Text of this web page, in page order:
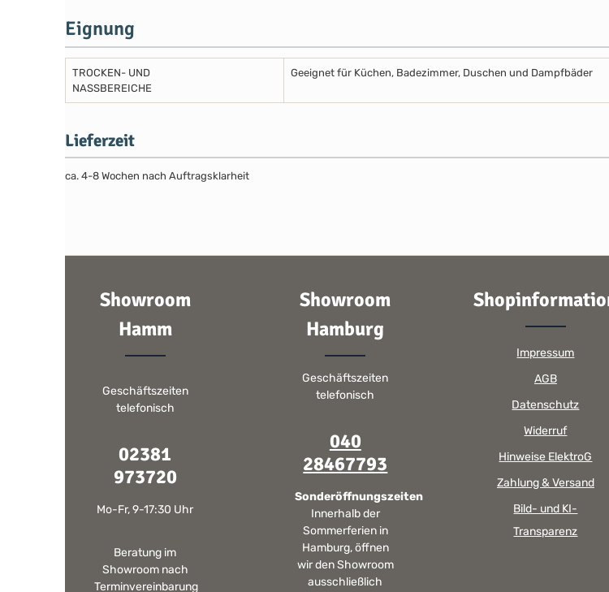
Eignung
TROCKEN- UND
NASSBEREICHE
Geeignet für Küchen, Badezimmer, Duschen und Dampfbäder
Lieferzeit
ca. 4-8 Wochen nach Auftragsklarheit
Showroom
Hamm
Geschäftszeiten
telefonisch
02381
973720
Mo-Fr, 9-17:30 Uhr
Beratung im
Showroom nach
Terminvereinbarung
Showroom
Hamburg
Geschäftszeiten
telefonisch
040
28467793
Sonderöffnungszeiten
Innerhalb der
Sommerferien in
Hamburg, öffnen
wir den Showroom
ausschließlich
Impressum
AGB
Datenschutz
Widerruf
Hinweise ElektroG
Zahlung & Versand
Bild- und KI-
Transparenz